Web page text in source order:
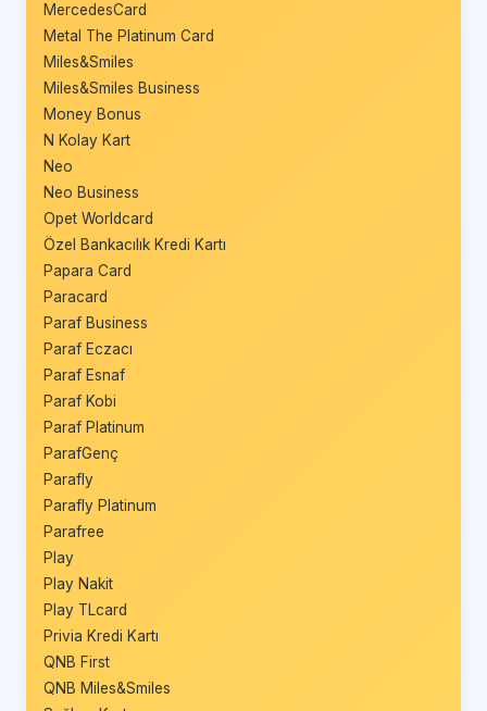
MercedesCard
Metal The Platinum Card
Miles&Smiles
Miles&Smiles Business
Money Bonus
N Kolay Kart
Neo
Neo Business
Opet Worldcard
Özel Bankacılık Kredi Kartı
Papara Card
Paracard
Paraf Business
Paraf Eczacı
Paraf Esnaf
Paraf Kobi
Paraf Platinum
ParafGenç
Parafly
Parafly Platinum
Parafree
Play
Play Nakit
Play TLcard
Privia Kredi Kartı
QNB First
QNB Miles&Smiles